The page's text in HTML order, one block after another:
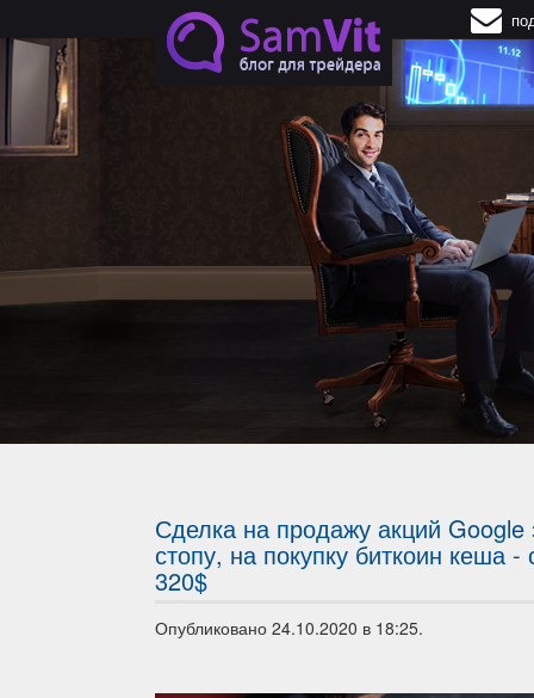
Перейти к основному содержанию
Сделка на продажу акций Google
стопу, на покупку биткоин кеша
320$
Опубликовано 24.10.2020 в 18:25.